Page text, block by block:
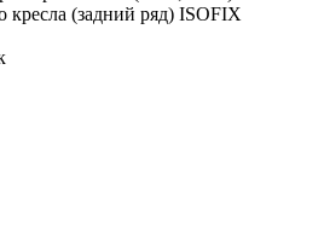
кресла (задний ряд) ISOFIX